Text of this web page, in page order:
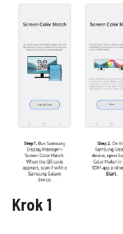
Krok 1